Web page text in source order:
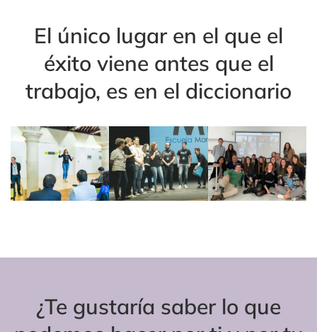
El único lugar en el que el
éxito viene antes que el
trabajo, es en el diccionario
¿Te gustaría saber lo que